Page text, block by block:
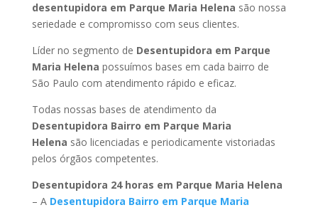
desentupidora em Parque Maria Helena são nossa
seriedade e compromisso com seus clientes.
Líder no segmento de Desentupidora em Parque
Maria Helena possuímos bases em cada bairro de
São Paulo com atendimento rápido e eficaz.
Todas nossas bases de atendimento da
Desentupidora Bairro em Parque Maria
Helena são licenciadas e periodicamente vistoriadas
pelos órgãos competentes.
Desentupidora 24 horas em Parque Maria Helena
– A Desentupidora Bairro em Parque Maria